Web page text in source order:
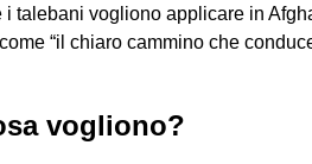
talebani vogliono applicare in
“il chiaro cammino che
vogliono?